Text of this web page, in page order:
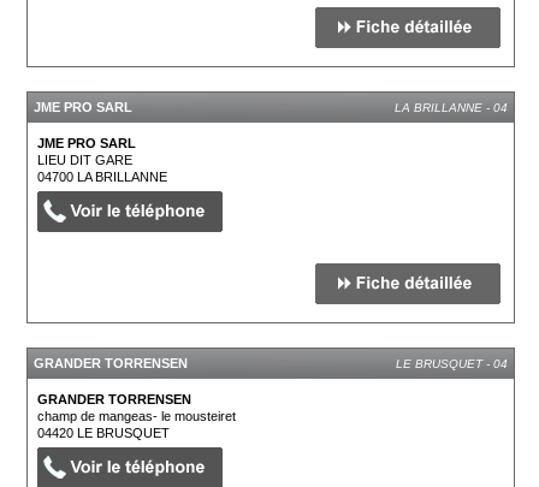
JME PRO SARL LA BRILLANNE - 04
JME PRO SARL
LIEU DIT GARE
04700LA BRILLANNE
GRANDER TORRENSEN LE BRUSQUET - 04
GRANDER TORRENSEN
champ de mangeas- le mousteiret
04420LE BRUSQUET